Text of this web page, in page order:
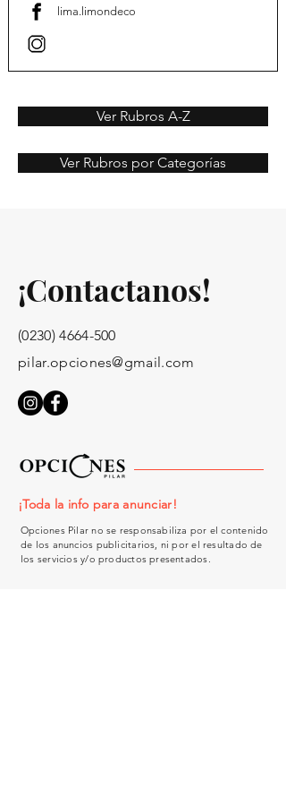
lima.limondeco
Ver Rubros A-Z
Ver Rubros por Categorías
¡Contactanos!
(0230) 4664-500
pilar.opciones@gmail.com
¡Toda la info para anunciar!
Opciones Pilar no se responsabiliza por el contenido
de los anuncios publicitarios, ni por el resultado de
los servicios y/o productos presentados.